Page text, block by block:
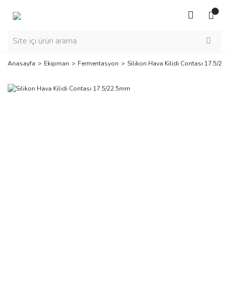
Anasayfa Ekipman Fermentasyon Silikon Hava Kilidi Contası 17.5/